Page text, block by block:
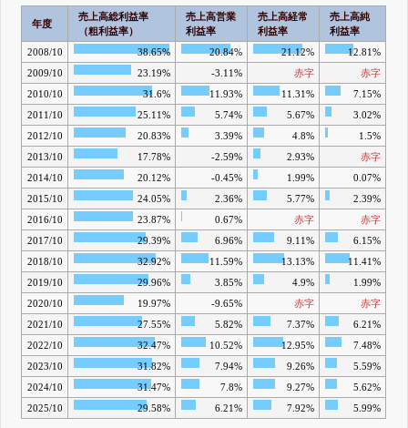
年度
売上高総利益率
（粗利益率）
売上高営業
利益率
売上高経常
利益率
売上高純
利益率
2008/10
38.65% 20.84% 21.12%
12.81%
2009/10
23.19% -3.11% 赤字
赤字
2010/10
31.6% 11.93% 11.31%
7.15%
2011/10
25.11% 5.74% 5.67%
3.02%
2012/10
20.83% 3.39% 4.8%
1.5%
2013/10
17.78% -2.59% 2.93%
赤字
2014/10
20.12% -0.45% 1.99%
0.07%
2015/10
24.05% 2.36% 5.77%
2.39%
2016/10
23.87% 0.67% 赤字
赤字
2017/10
29.39% 6.96% 9.11%
6.15%
2018/10
32.92% 11.59% 13.13%
11.41%
2019/10
29.96% 3.85% 4.9%
1.99%
2020/10
19.97% -9.65% 赤字
赤字
2021/10
27.55% 5.82% 7.37%
6.21%
2022/10
32.47% 10.52% 12.95%
7.48%
2023/10
31.82% 7.94% 9.26%
5.59%
2024/10
31.47% 7.8% 9.27%
5.62%
2025/10
29.58% 6.21% 7.92% 5.99%